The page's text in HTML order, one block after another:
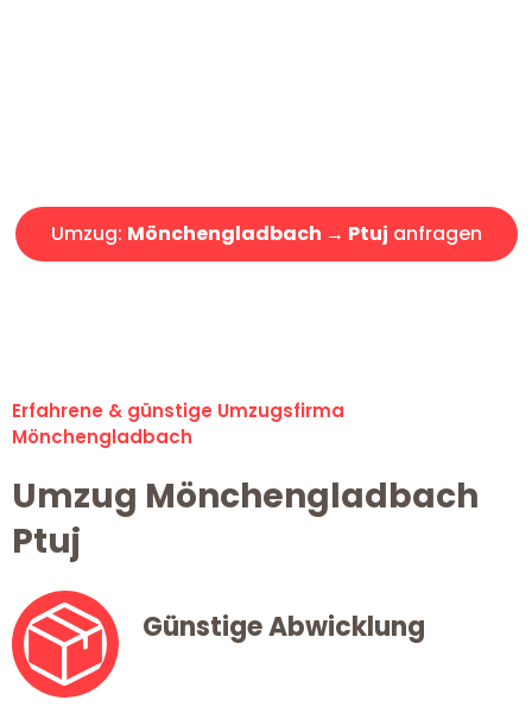
Umzug: Mönchengladbach → Ptuj anfragen
Erfahrene & günstige Umzugsfirma
Mönchengladbach
Umzug Mönchengladbach
Ptuj
Günstige Abwicklung